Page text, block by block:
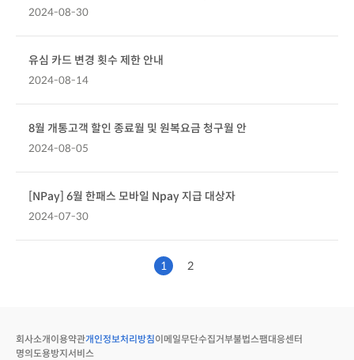
2024-08-30
유심 카드 변경 횟수 제한 안내
2024-08-14
8월 개통고객 할인 종료월 및 원복요금 청구월 안
2024-08-05
[NPay] 6월 한패스 모바일 Npay 지급 대상자
2024-07-30
1 2
회사소개 이용약관개인정보처리방침이메일무단수집거부불법스팸대응센터
명의도용방지서비스